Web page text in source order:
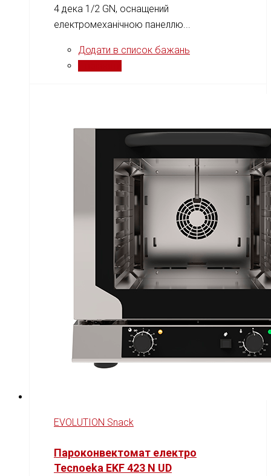
4 дека 1/2 GN, оснащений
електромеханічною панеллю...
Додати в список бажань
EVOLUTION Snack
Пароконвектомат електро
Tecnoeka EKF 423 N UD